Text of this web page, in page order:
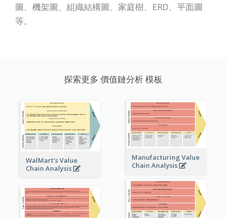
圖、機架圖、組織結構圖、家庭樹、ERD、平面圖
等。
探索更多 價值鏈分析 模板
WalMart's Value
Chain Analysis
Manufacturing Value
Chain Analysis